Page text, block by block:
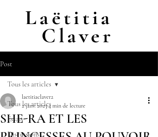
Laëtitia
Claver
Post
Tous les articles
Essais
Discussions
Tous les articles
SHE-RA ET LES
laetitiaclaver2
2 janv. 20234 min de lecture